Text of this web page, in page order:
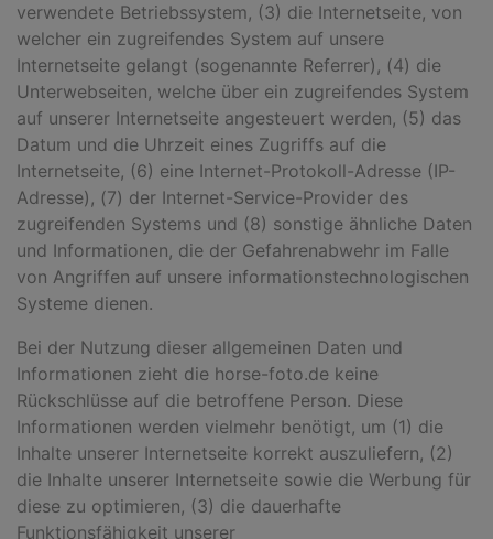
verwendete Betriebssystem, (3) die Internetseite, von
welcher ein zugreifendes System auf unsere
Internetseite gelangt (sogenannte Referrer), (4) die
Unterwebseiten, welche über ein zugreifendes System
auf unserer Internetseite angesteuert werden, (5) das
Datum und die Uhrzeit eines Zugriffs auf die
Internetseite, (6) eine Internet-Protokoll-Adresse (IP-
Adresse), (7) der Internet-Service-Provider des
zugreifenden Systems und (8) sonstige ähnliche Daten
und Informationen, die der Gefahrenabwehr im Falle
von Angriffen auf unsere informationstechnologischen
Systeme dienen.
Bei der Nutzung dieser allgemeinen Daten und
Informationen zieht die horse-foto.de keine
Rückschlüsse auf die betroffene Person. Diese
Informationen werden vielmehr benötigt, um (1) die
Inhalte unserer Internetseite korrekt auszuliefern, (2)
die Inhalte unserer Internetseite sowie die Werbung für
diese zu optimieren, (3) die dauerhafte
Funktionsfähigkeit unserer